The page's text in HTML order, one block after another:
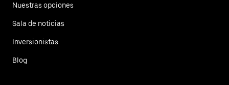
Nuestras opciones
Sala de noticias
Inversionistas
Blog